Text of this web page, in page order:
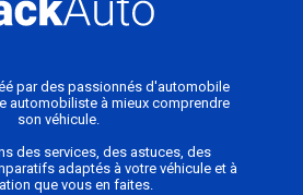
par des passionnés d'automobile
automobiliste à mieux comprendre
son véhicule.
des services, des astuces, des
adaptés à votre véhicule et à
que vous en faites.